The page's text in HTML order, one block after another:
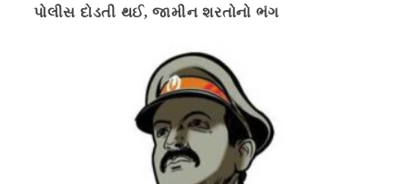
પોલીસ દોડતી થઈ, જામીન શરતોનો ભંગ